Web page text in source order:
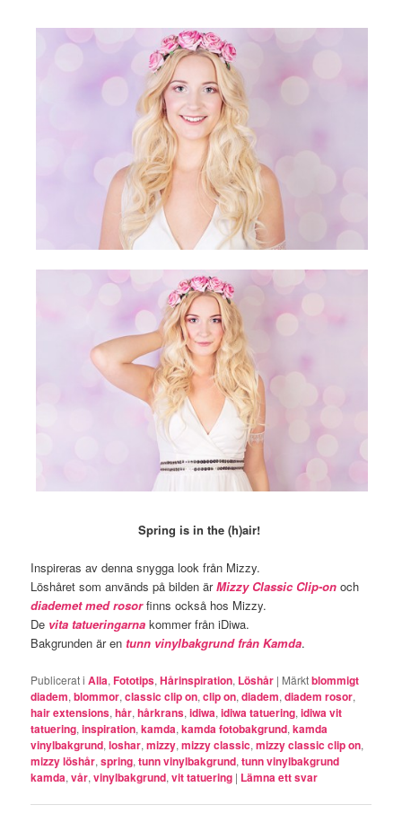
Spring is in the (h)air!
Inspireras av denna snygga look från Mizzy.
Löshåret som används på bilden ärMizzy Classic Clip-on och
diademet med rosorfinns också hos Mizzy.
De vita tatueringarna kommer från iDiwa.
Bakgrunden är en tunn vinylbakgrund från Kamda.
Publicerat i Alla,Fototips,Hårinspiration, Löshår | Märktblommigt
diadem,blommor,classic clip on,clip on,diadem,diadem rosor,
hair extensions,hår,hårkrans,idiwa,idiwa tatuering,idiwa vit
tatuering,inspiration,kamda,kamda fotobakgrund,kamda
vinylbakgrund,loshar,mizzy,mizzy classic,mizzy classic clip on,
mizzy löshår,spring,tunn vinylbakgrund,tunn vinylbakgrund
kamda,vår,vinylbakgrund,vit tatuering | Lämna ett svar